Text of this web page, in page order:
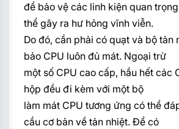
để bảo vệ các linh kiện quan
thể gây ra hư hỏng vĩnh viễn.
Do đó, cần phải có quạt và bộ tản
bảo CPU luôn đủ mát. Ngoại trừ
một số CPU cao cấp, hầu hết các
hộp đều đi kèm với một bộ
làm mát CPU tương ứng có thể
cầu cơ bản về tản nhiệt. Để có